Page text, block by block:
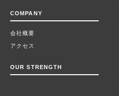
COMPANY
会社概要
アクセス
OUR STRENGTH